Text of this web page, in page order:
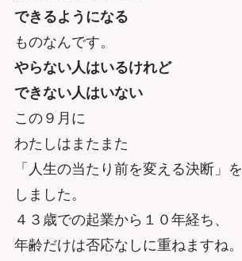
できるようになる
ものなんです。
やらない人はいるけれど
できない人はいない
この９月に
わたしはまたまた
「人生の当たり前を変える決断」を
しました。
４３歳での起業から１０年経ち、
年齢だけは否応なしに重ねますね。